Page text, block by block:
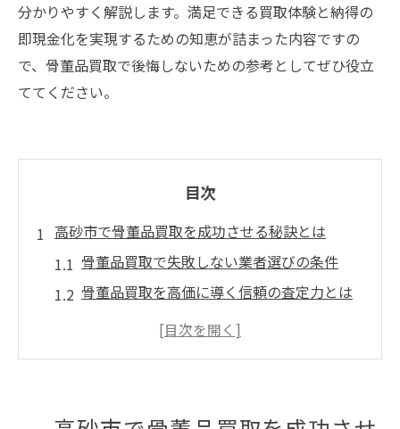
分かりやすく解説します。満足できる買取体験と納得の
即現金化を実現するための知恵が詰まった内容ですの
で、骨董品買取で後悔しないための参考としてぜひ役立
ててください。
目次
高砂市で骨董品買取を成功させる秘訣とは
骨董品買取で失敗しない業者選びの条件
骨董品買取を高価に導く信頼の査定力とは
高砂市で骨董品買取の満足度を高めるコツ
骨董品の価値を引き出す査定ポイントを解説